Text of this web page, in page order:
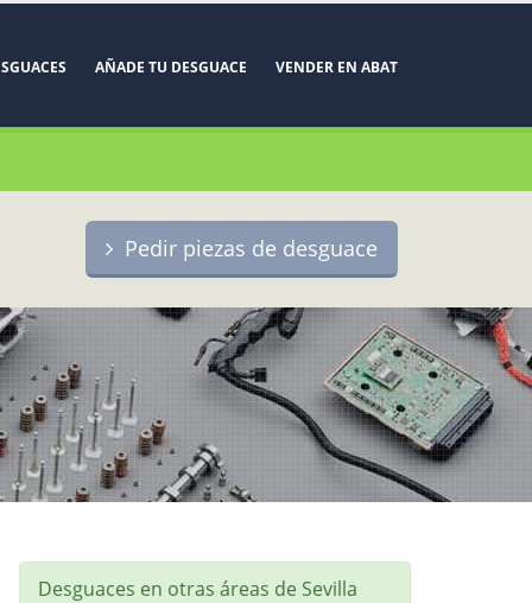
AÑADE TU DESGUACE VENDER EN ABAT
Pedir piezas de desguace
Desguaces en otras áreas de Sevilla